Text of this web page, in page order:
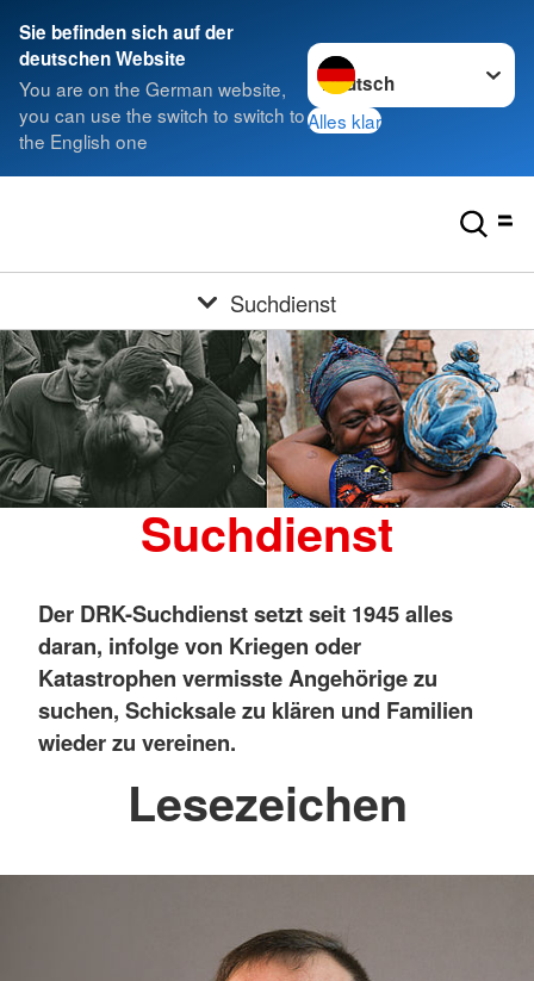
Sie befinden sich auf der
deutschen Website
You are on the German website,
you can use the switch to switch to
the English one
Sprache wechseln zu
Alles klar
Suchdienst
Suchdienst
Der DRK-Suchdienst setzt seit 1945 alles
daran, infolge von Kriegen oder
Katastrophen vermisste Angehörige zu
suchen, Schicksale zu klären und Familien
wieder zu vereinen.
Lesezeichen